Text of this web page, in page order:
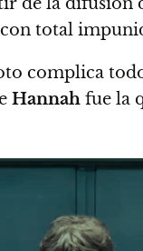
total
complica
Hannah fue la